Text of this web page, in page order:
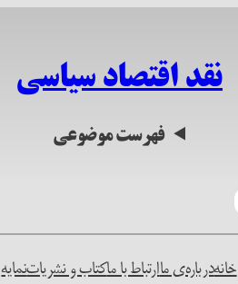
نقد اقتصاد سیاسی
فهرست موضوعی
خانهدرباره‌ی ماارتباط با ماکتاب و نشریاتنمایه